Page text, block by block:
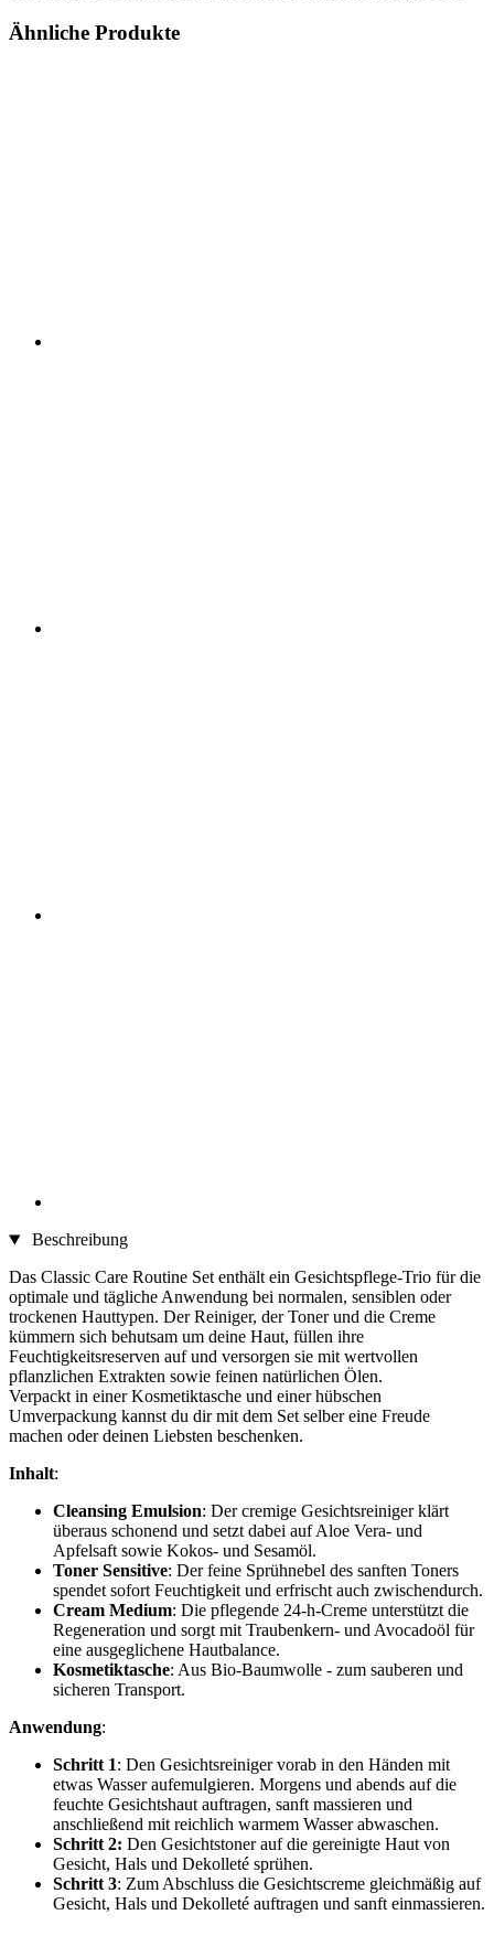
Ähnliche Produkte
Beschreibung
Das Classic Care Routine Set enthält ein Gesichtspflege-Trio für die
optimale und tägliche Anwendung bei normalen, sensiblen oder
trockenen Hauttypen. Der Reiniger, der Toner und die Creme
kümmern sich behutsam um deine Haut, füllen ihre
Feuchtigkeitsreserven auf und versorgen sie mit wertvollen
pflanzlichen Extrakten sowie feinen natürlichen Ölen.
Verpackt in einer Kosmetiktasche und einer hübschen
Umverpackung kannst du dir mit dem Set selber eine Freude
machen oder deinen Liebsten beschenken.
Inhalt:
Cleansing Emulsion: Der cremige Gesichtsreiniger klärt
überaus schonend und setzt dabei auf Aloe Vera- und
Apfelsaft sowie Kokos- und Sesamöl.
Toner Sensitive: Der feine Sprühnebel des sanften Toners
spendet sofort Feuchtigkeit und erfrischt auch zwischendurch.
Cream Medium: Die pflegende 24-h-Creme unterstützt die
Regeneration und sorgt mit Traubenkern- und Avocadoöl für
eine ausgeglichene Hautbalance.
Kosmetiktasche: Aus Bio-Baumwolle - zum sauberen und
sicheren Transport.
Anwendung:
Schritt 1: Den Gesichtsreiniger vorab in den Händen mit
etwas Wasser aufemulgieren. Morgens und abends auf die
feuchte Gesichtshaut auftragen, sanft massieren und
anschließend mit reichlich warmem Wasser abwaschen.
Schritt 2: Den Gesichtstoner auf die gereinigte Haut von
Gesicht, Hals und Dekolleté sprühen.
Schritt 3: Zum Abschluss die Gesichtscreme gleichmäßig auf
Gesicht, Hals und Dekolleté auftragen und sanft einmassieren.